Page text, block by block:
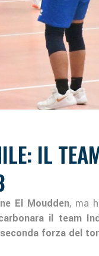
IL
El Moudden, ma
il team
forza del